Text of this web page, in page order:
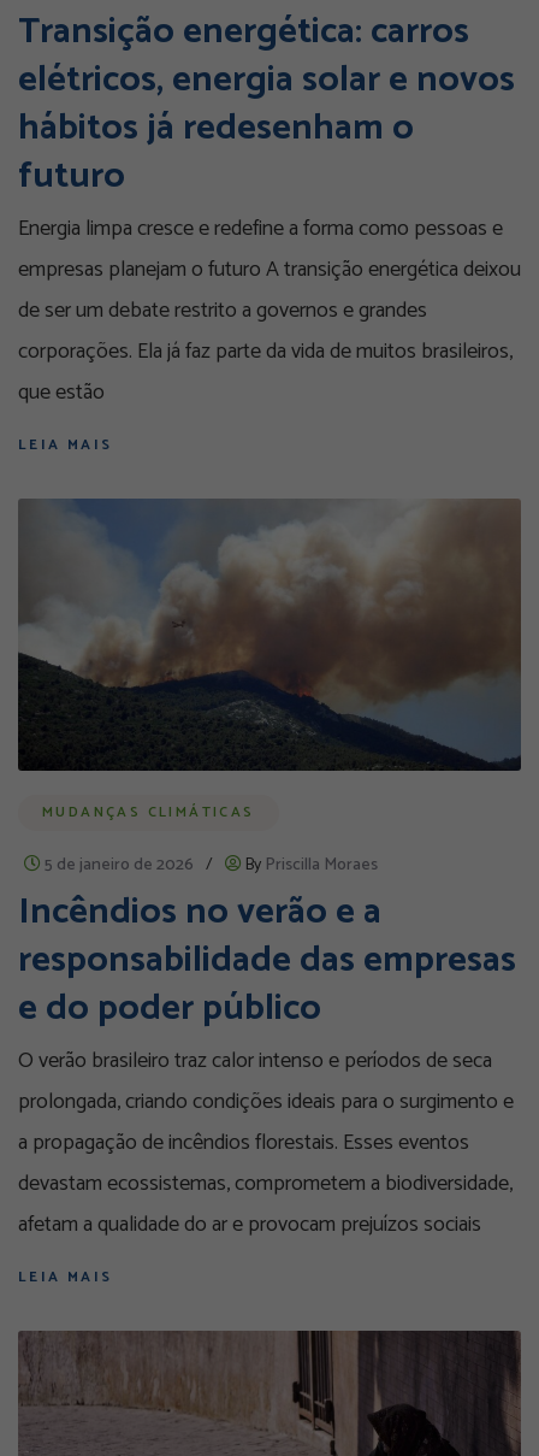
Transição energética: carros
elétricos, energia solar e novos
hábitos já redesenham o
futuro
Energia limpa cresce e redefine a forma como pessoas e
empresas planejam o futuro A transição energética deixou
de ser um debate restrito a governos e grandes
corporações. Ela já faz parte da vida de muitos brasileiros,
que estão
LEIA MAIS
MUDANÇAS CLIMÁTICAS
5 de janeiro de 2026 / By Priscilla Moraes
Incêndios no verão e a
responsabilidade das empresas
e do poder público
O verão brasileiro traz calor intenso e períodos de seca
prolongada, criando condições ideais para o surgimento e
a propagação de incêndios florestais. Esses eventos
devastam ecossistemas, comprometem a biodiversidade,
afetam a qualidade do ar e provocam prejuízos sociais
LEIA MAIS